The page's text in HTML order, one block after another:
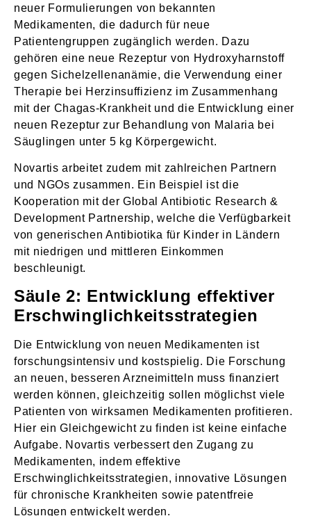
neuer Formulierungen von bekannten
Medikamenten, die dadurch für neue
Patientengruppen zugänglich werden. Dazu
gehören eine neue Rezeptur von Hydroxyharnstoff
gegen Sichelzellenanämie, die Verwendung einer
Therapie bei Herzinsuffizienz im Zusammenhang
mit der Chagas-Krankheit und die Entwicklung einer
neuen Rezeptur zur Behandlung von Malaria bei
Säuglingen unter 5 kg Körpergewicht.
Novartis arbeitet zudem mit zahlreichen Partnern
und NGOs zusammen. Ein Beispiel ist die
Kooperation mit der Global Antibiotic Research &
Development Partnership, welche die Verfügbarkeit
von generischen Antibiotika für Kinder in Ländern
mit niedrigen und mittleren Einkommen
beschleunigt.
Säule 2: Entwicklung effektiver
Erschwinglichkeitsstrategien
Die Entwicklung von neuen Medikamenten ist
forschungsintensiv und kostspielig. Die Forschung
an neuen, besseren Arzneimitteln muss finanziert
werden können, gleichzeitig sollen möglichst viele
Patienten von wirksamen Medikamenten profitieren.
Hier ein Gleichgewicht zu finden ist keine einfache
Aufgabe. Novartis verbessert den Zugang zu
Medikamenten, indem effektive
Erschwinglichkeitsstrategien, innovative Lösungen
für chronische Krankheiten sowie patentfreie
Lösungen entwickelt werden.